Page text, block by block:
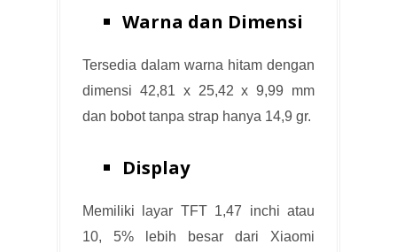
Warna dan Dimensi
Tersedia dalam warna hitam dengan
dimensi 42,81 x 25,42 x 9,99 mm
dan bobot tanpa strap hanya 14,9 gr.
Display
Memiliki layar TFT 1,47 inchi atau
10, 5% lebih besar dari Xiaomi